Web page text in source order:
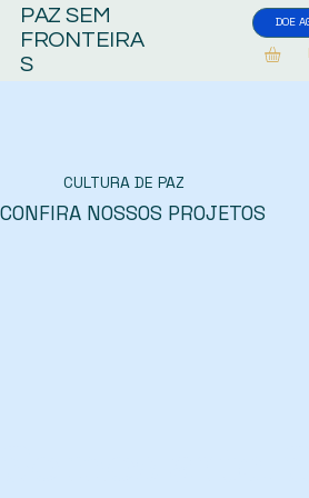
PAZ SEM
FRONTEIRA
S
DOE
CULTURA DE PAZ
CONFIRA NOSSOS PROJETOS